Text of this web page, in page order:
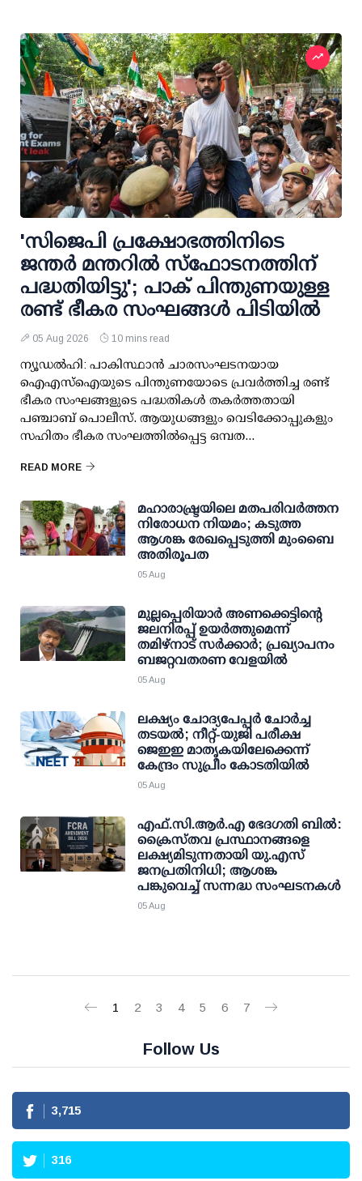
'സിജെപി പ്രക്ഷോഭത്തിനിടെ
ജന്തര്‍ മന്തറില്‍ സ്ഫോടനത്തിന്
പദ്ധതിയിട്ടു'; പാക് പിന്തുണയുള്ള
രണ്ട് ഭീകര സംഘങ്ങള്‍ പിടിയില്‍
05 Aug 2026 10 mins read
ന്യൂഡല്‍ഹി: പാകിസ്ഥാന്‍ ചാരസംഘടനയായ
ഐഎസ്ഐയുടെ പിന്തുണയോടെ പ്രവര്‍ത്തിച്ച രണ്ട്
ഭീകര സംഘങ്ങളുടെ പദ്ധതികള്‍ തകര്‍ത്തതായി
പഞ്ചാബ് പൊലീസ്. ആയുധങ്ങളും വെടിക്കോപ്പുകളും
സഹിതം ഭീകര സംഘത്തില്‍പ്പെട്ട ഒമ്പത...
READ MORE
മഹാരാഷ്ട്രയിലെ മതപരിവർത്തന
നിരോധന നിയമം; കടുത്ത
ആശങ്ക രേഖപ്പെടുത്തി മുംബൈ
അതിരൂപത
05 Aug
മുല്ലപ്പെരിയാര്‍ അണക്കെട്ടിന്റെ
ജലനിരപ്പ് ഉയര്‍ത്തുമെന്ന്
തമിഴ്‌നാട് സര്‍ക്കാര്‍; പ്രഖ്യാപനം
ബജറ്റവതരണ വേളയില്‍
05 Aug
ലക്ഷ്യം ചോദ്യപേപ്പര്‍ ചോര്‍ച്ച
തടയല്‍; നീറ്റ്-യുജി പരീക്ഷ
ജെഇഇ മാതൃകയിലേക്കെന്ന്
കേന്ദ്രം സുപ്രീം കോടതിയില്‍
05 Aug
എഫ്.സി.ആര്‍.എ ഭേദഗതി ബില്‍:
ക്രൈസ്തവ പ്രസ്ഥാനങ്ങളെ
ലക്ഷ്യമിടുന്നതായി യു.എസ്
ജനപ്രതിനിധി; ആശങ്ക
പങ്കുവെച്ച് സന്നദ്ധ സംഘടനകള്‍
05 Aug
1 2 3 4 5 6 7
Follow Us
3,715
316